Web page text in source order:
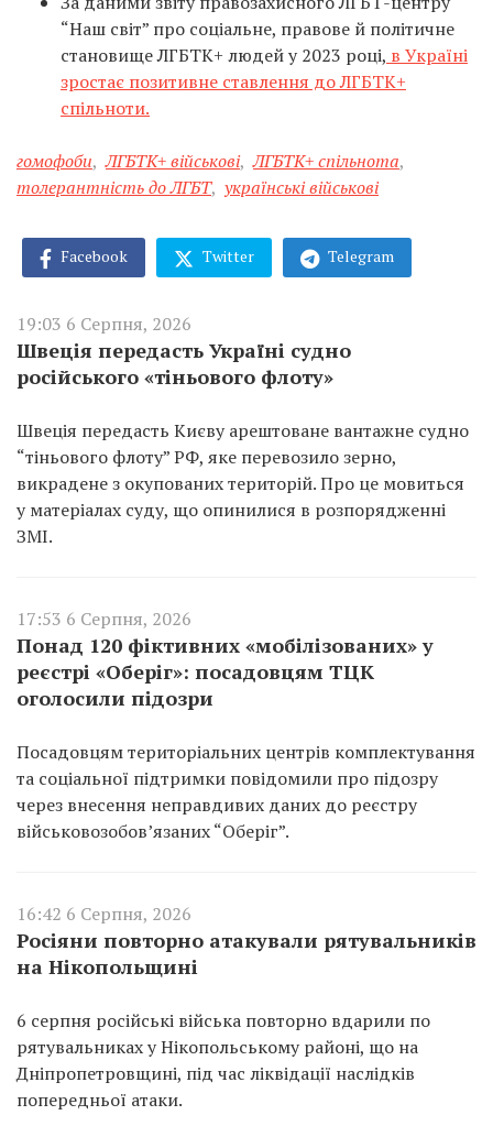
“Наш світ” про соціальне, правове й політичне
становище ЛГБТК+ людей у 2023 році, в Україні
зростає позитивне ставлення до ЛГБТК+
спільноти.
гомофоби, ЛГБТК+ військові, ЛГБТК+ спільнота,
толерантність до ЛГБТ, українські військові
Facebook Twitter Telegram
19:03 6 Серпня, 2026
Швеція передасть Україні судно
російського «тіньового флоту»
Швеція передасть Києву арештоване вантажне судно
“тіньового флоту” РФ, яке перевозило зерно,
викрадене з окупованих територій. Про це мовиться
у матеріалах суду, що опинилися в розпорядженні
ЗМІ.
17:53 6 Серпня, 2026
Понад 120 фіктивних «мобілізованих» у
реєстрі «Оберіг»: посадовцям ТЦК
оголосили підозри
Посадовцям територіальних центрів комплектування
та соціальної підтримки повідомили про підозру
через внесення неправдивих даних до реєстру
військовозобов’язаних “Оберіг”.
16:42 6 Серпня, 2026
Росіяни повторно атакували рятувальників
на Нікопольщині
6 серпня російські війська повторно вдарили по
рятувальниках у Нікопольському районі, що на
Дніпропетровщині, під час ліквідації наслідків
попередньої атаки.